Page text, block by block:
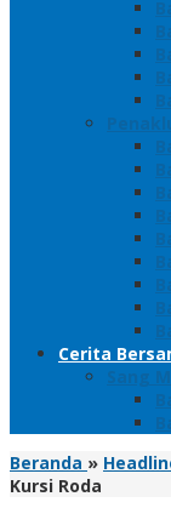
Cerita
Sang
Beranda »
Kursi Roda